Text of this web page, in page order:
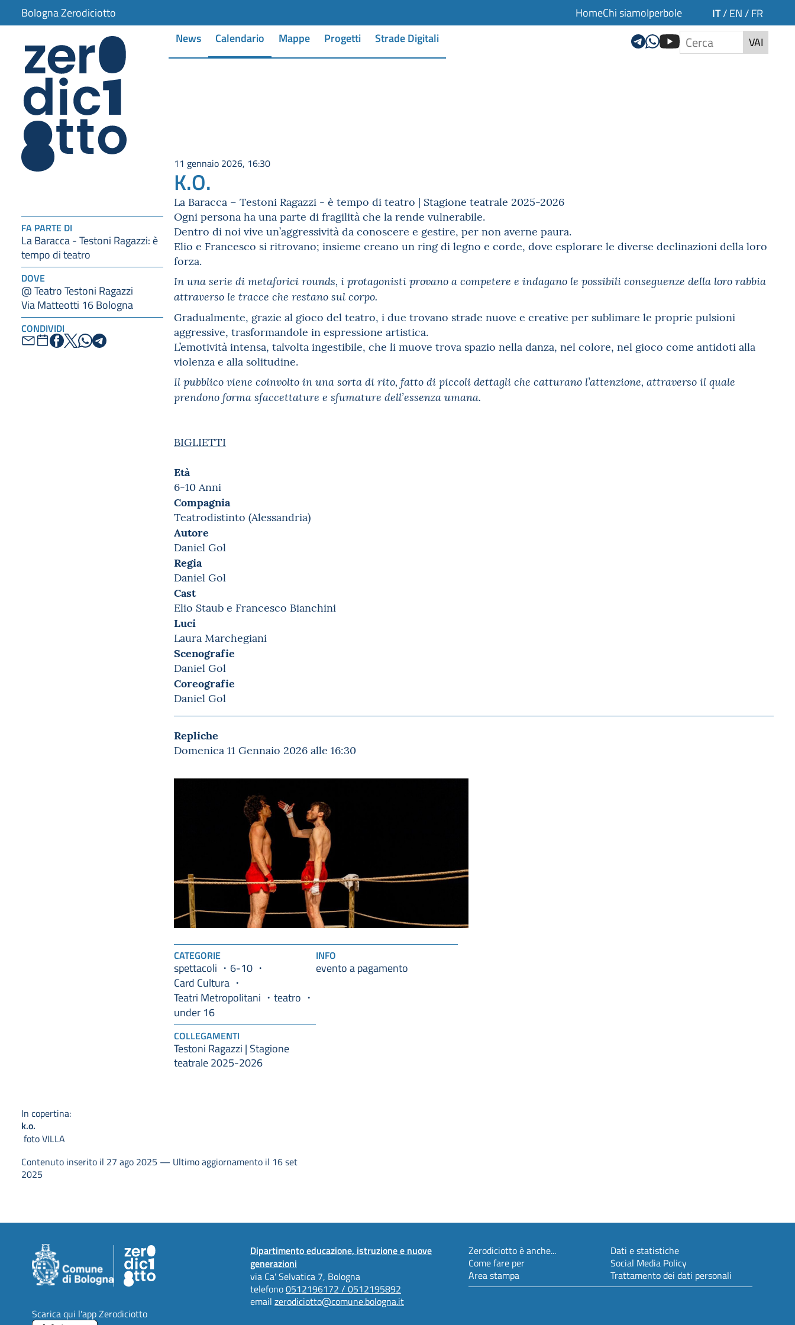
Bologna Zerodiciotto HomeChi siamoIperbole IT/ EN / FR
News Calendario Mappe Progetti Strade Digitali VAI
FA PARTE DI
La Baracca - Testoni Ragazzi: è
tempo di teatro
DOVE
@ Teatro Testoni Ragazzi
Via Matteotti 16 Bologna
CONDIVIDI
11 gennaio 2026, 16:30
K.O.
La Baracca – Testoni Ragazzi - è tempo di teatro | Stagione teatrale 2025-2026
Ogni persona ha una parte di fragilità che la rende vulnerabile.
Dentro di noi vive un’aggressività da conoscere e gestire, per non averne paura.
Elio e Francesco si ritrovano; insieme creano un ring di legno e corde, dove esplorare le diverse declinazioni della loro
forza.
In una serie di metaforici rounds, i protagonisti provano a competere e indagano le possibili conseguenze della loro rabbia
attraverso le tracce che restano sul corpo.
Gradualmente, grazie al gioco del teatro, i due trovano strade nuove e creative per sublimare le proprie pulsioni
aggressive, trasformandole in espressione artistica.
L’emotività intensa, talvolta ingestibile, che li muove trova spazio nella danza, nel colore, nel gioco come antidoti alla
violenza e alla solitudine.
Il pubblico viene coinvolto in una sorta di rito, fatto di piccoli dettagli che catturano l’attenzione, attraverso il quale
prendono forma sfaccettature e sfumature dell’essenza umana.
BIGLIETTI
Età
6-10 Anni
Compagnia
Teatrodistinto (Alessandria)
Autore
Daniel Gol
Regia
Daniel Gol
Cast
Elio Staub e Francesco Bianchini
Luci
Laura Marchegiani
Scenografie
Daniel Gol
Coreografie
Daniel Gol
Repliche
Domenica 11 Gennaio 2026 alle 16:30
CATEGORIE
spettacoli
6-10
Card Cultura
Teatri Metropolitani
teatro
under 16
INFO
evento a pagamento
COLLEGAMENTI
Testoni Ragazzi | Stagione
teatrale 2025-2026
In copertina:
k.o.
foto VILLA
Contenuto inserito il 27 ago 2025 — Ultimo aggiornamento il 16 set
2025
Dipartimento educazione, istruzione e nuove
generazioni
via Ca' Selvatica 7, Bologna
telefono0512196172 / 0512195892
email zerodiciotto@comune.bologna.it
Zerodiciotto è anche...
Come fare per
Area stampa
Dati e statistiche
Social Media Policy
Trattamento dei dati personali
Scarica qui l'app Zerodiciotto